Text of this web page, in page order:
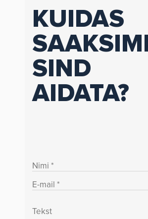
KUIDAS
SIND
AIDATA?